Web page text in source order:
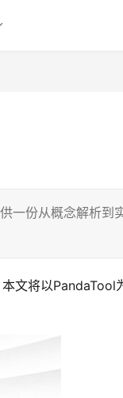
一份从概念解析到
文将以PandaTool